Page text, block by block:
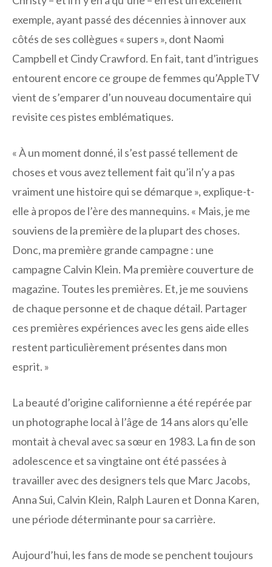
exemple, ayant passé des décennies à innover aux
côtés de ses collègues « supers », dont Naomi
Campbell et Cindy Crawford. En fait, tant d’intrigues
entourent encore ce groupe de femmes qu’AppleTV
vient de s’emparer d’un nouveau documentaire qui
revisite ces pistes emblématiques.
« À un moment donné, il s’est passé tellement de
choses et vous avez tellement fait qu’il n’y a pas
vraiment une histoire qui se démarque », explique-t-
elle à propos de l’ère des mannequins. « Mais, je me
souviens de la première de la plupart des choses.
Donc, ma première grande campagne : une
campagne Calvin Klein. Ma première couverture de
magazine. Toutes les premières. Et, je me souviens
de chaque personne et de chaque détail. Partager
ces premières expériences avec les gens aide elles
restent particulièrement présentes dans mon
esprit. »
La beauté d’origine californienne a été repérée par
un photographe local à l’âge de 14 ans alors qu’elle
montait à cheval avec sa sœur en 1983. La fin de son
adolescence et sa vingtaine ont été passées à
travailler avec des designers tels que Marc Jacobs,
Anna Sui, Calvin Klein, Ralph Lauren et Donna Karen,
une période déterminante pour sa carrière.
Aujourd’hui, les fans de mode se penchent toujours